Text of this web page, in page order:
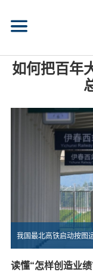
如何把百年
我国最北高铁启动按图
读懂“怎样创造业